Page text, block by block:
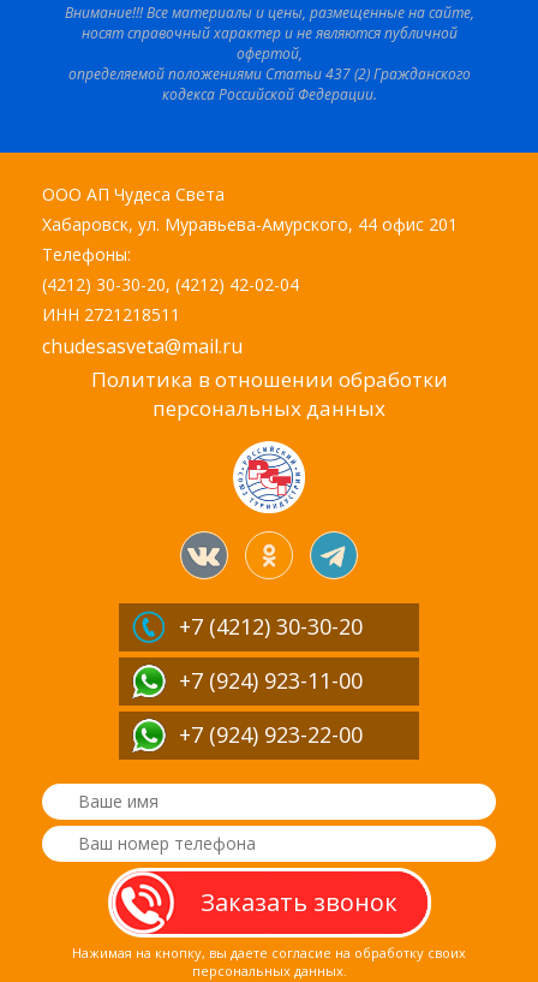
Внимание!!! Все материалы и цены, размещенные на сайте,
носят справочный характер и не являются публичной
офертой,
определяемой положениями Статьи 437 (2) Гражданского
кодекса Российской Федерации.
ООО АП Чудеса Света
Хабаровск, ул. Муравьева-Амурского, 44 офис 201
Телефоны:
(4212) 30-30-20, (4212) 42-02-04
ИНН 2721218511
chudesasveta@mail.ru
Политика в отношении обработки
персональных данных
+7 (4212) 30-30-20
+7 (924) 923-11-00
+7 (924) 923-22-00
Нажимая на кнопку, вы даете согласие на обработку своих
персональных данных.